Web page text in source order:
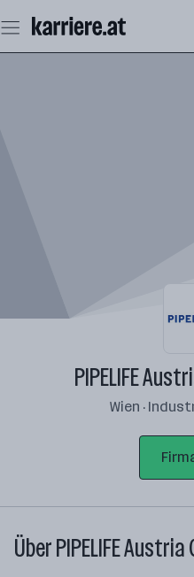
Seiteninhalt
springen
PIPELIFE
Wien ·
Über PIPELIFE Austria